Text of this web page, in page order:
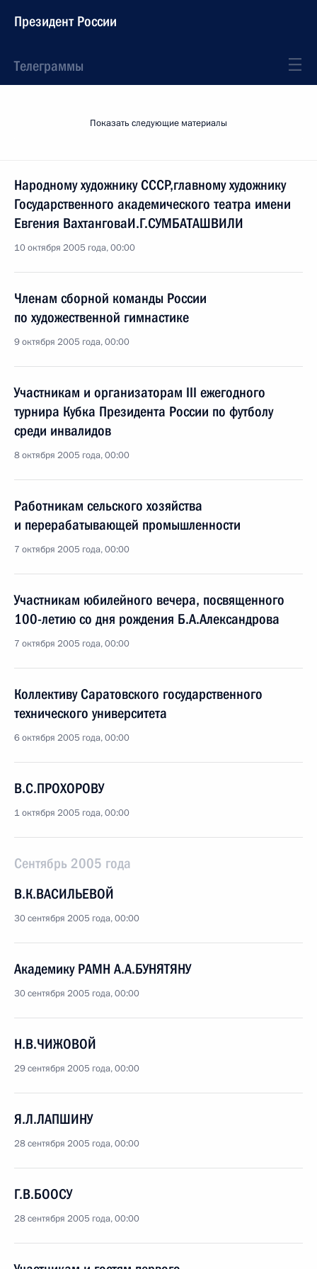
Президент России
Телеграммы
Показать следующие материалы
Народному художнику СССР,главному художнику
Государственного академического театра имени
Евгения ВахтанговаИ.Г.СУМБАТАШВИЛИ
10 октября 2005 года, 00:00
Членам сборной команды России
по художественной гимнастике
9 октября 2005 года, 00:00
Участникам и организаторам III ежегодного
турнира Кубка Президента России по футболу
среди инвалидов
8 октября 2005 года, 00:00
Работникам сельского хозяйства
и перерабатывающей промышленности
7 октября 2005 года, 00:00
Участникам юбилейного вечера, посвященного
100-летию со дня рождения Б.А.Александрова
7 октября 2005 года, 00:00
Коллективу Саратовского государственного
технического университета
6 октября 2005 года, 00:00
В.С.ПРОХОРОВУ
1 октября 2005 года, 00:00
Сентябрь 2005 года
В.К.ВАСИЛЬЕВОЙ
30 сентября 2005 года, 00:00
Академику РАМН А.А.БУНЯТЯНУ
30 сентября 2005 года, 00:00
Н.В.ЧИЖОВОЙ
29 сентября 2005 года, 00:00
Я.Л.ЛАПШИНУ
28 сентября 2005 года, 00:00
Г.В.БООСУ
28 сентября 2005 года, 00:00